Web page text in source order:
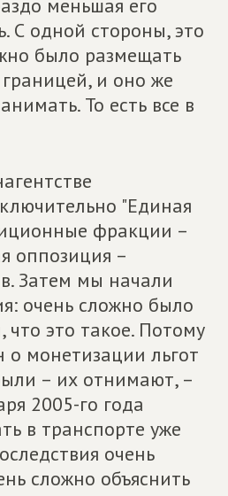
меньшая его
С одной стороны, это
было размещать
и оно же
То есть все в
"Единая
фракции –
оппозиция –
Затем мы начали
очень сложно было
что это такое. Потому
о монетизации льгот
– их отнимают, –
2005-го года
в транспорте уже
очень
сложно объяснить